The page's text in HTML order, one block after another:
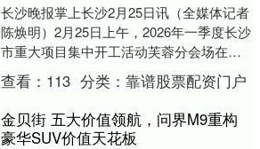
长沙晚报掌上长沙2月25日讯（全媒体记者
陈焕明）2月25日上午，2026年一季度长沙
市重大项目集中开工活动芙蓉分会场在鸣
鸣很忙芙蓉广场“新零售”项目举行。本次....
查看： 113 分类：靠谱股票配资门户
金贝街 五大价值领航，问界M9重构
豪华SUV价值天花板